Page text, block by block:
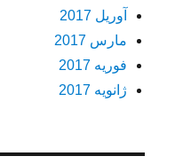
آوریل 2017
مارس 2017
فوریه 2017
ژانویه 2017